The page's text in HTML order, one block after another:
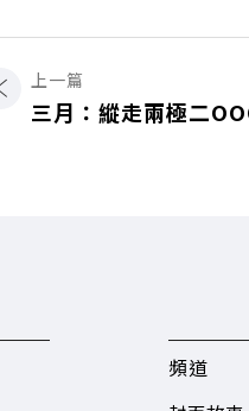
上一篇
三月：縱走兩極二
頻道